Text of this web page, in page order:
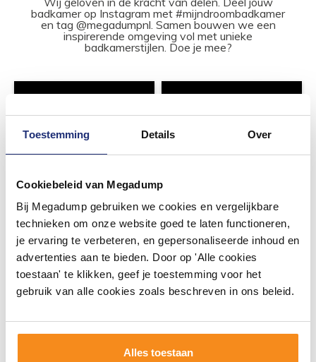
Toestemming Details Over
Cookiebeleid van Megadump
Bij Megadump gebruiken we cookies en vergelijkbare
technieken om onze website goed te laten functioneren,
je ervaring te verbeteren, en gepersonaliseerde inhoud en
advertenties aan te bieden. Door op 'Alle cookies
toestaan' te klikken, geef je toestemming voor het
gebruik van alle cookies zoals beschreven in ons beleid.
Alles toestaan
badkamer op Instagram met #mijndroombadkamer
en tag @megadumpnl. Samen bouwen we een
inspirerende omgeving vol met unieke
badkamerstijlen. Doe je mee?